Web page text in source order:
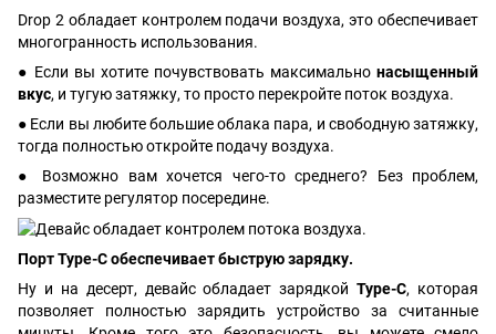
Drop 2 обладает контролем подачи воздуха, это обеспечивает
многогранность использования.
● Если вы хотите почувствовать максимально насыщенный
вкус, и тугую затяжку, то просто перекройте поток воздуха.
● Если вы любите большие облака пара, и свободную затяжку,
тогда полностью откройте подачу воздуха.
● Возможно вам хочется чего-то среднего? Без проблем,
разместите регулятор посередине.
Порт Type-C обеспечивает быструю зарядку.
Ну и на десерт, девайс обладает зарядкойType-C, которая
позволяет полностью зарядить устройство за считанные